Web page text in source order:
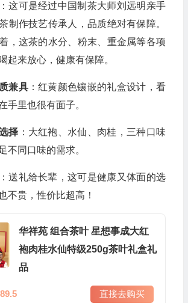
这可是经过中国制茶大师刘远明亲手
制作技艺传承人，品质绝对有保障。
，这茶的水分、粉末、重金属等各项
起来放心，健康有保障。
兼具：红黄颜色镶嵌的礼盒设计，看
手里也很有面子。
择 ：大红袍、水仙、肉桂，三种口味
不同口味的需求。
送礼给长辈，这可是健康又体面的选
不贵，性价比超高！
华祥苑 组合茶叶 星想事成大红
袍肉桂水仙特级250g茶叶礼盒礼
品
直接去购买